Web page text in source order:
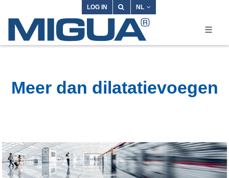
LOG IN NL
Meer dan dilatatievoegen